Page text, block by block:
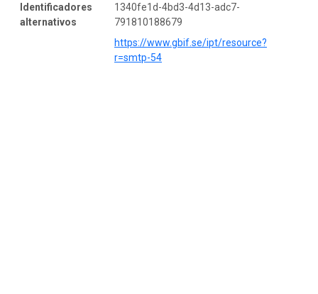
Identificadores
alternativos
1340fe1d-4bd3-4d13-adc7-
791810188679
https://www.gbif.se/ipt/resource?
r=smtp-54